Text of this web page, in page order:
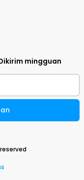
mingguan